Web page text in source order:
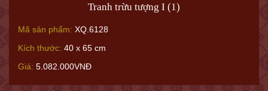
Tranh trừu tượng I (1)
Mã sản phẩm: XQ.6128
Kích thước: 40 x 65 cm
Giá: 5.082.000VNĐ